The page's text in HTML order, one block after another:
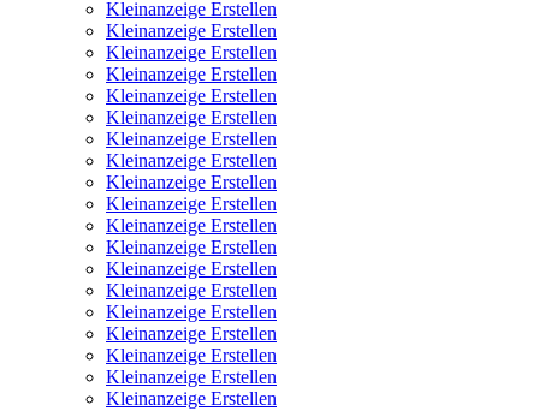
Kleinanzeige Erstellen
Kleinanzeige Erstellen
Kleinanzeige Erstellen
Kleinanzeige Erstellen
Kleinanzeige Erstellen
Kleinanzeige Erstellen
Kleinanzeige Erstellen
Kleinanzeige Erstellen
Kleinanzeige Erstellen
Kleinanzeige Erstellen
Kleinanzeige Erstellen
Kleinanzeige Erstellen
Kleinanzeige Erstellen
Kleinanzeige Erstellen
Kleinanzeige Erstellen
Kleinanzeige Erstellen
Kleinanzeige Erstellen
Kleinanzeige Erstellen
Kleinanzeige Erstellen